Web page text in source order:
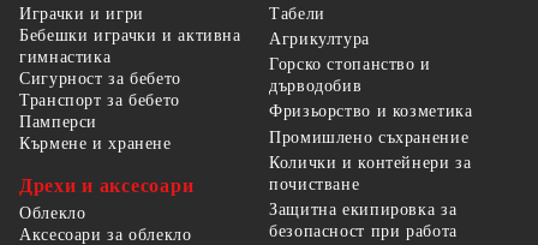
Играчки и игри
Бебешки играчки и активна
гимнастика
Сигурност за бебето
Транспорт за бебето
Памперси
Кърмене и хранене
Дрехи и аксесоари
Облекло
Аксесоари за облекло
Табели
Агрикултура
Горско стопанство и
дърводобив
Фризьорство и козметика
Промишлено съхранение
Колички и контейнери за
почистване
Защитна екипировка за
безопасност при работа